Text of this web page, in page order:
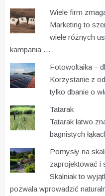
Wiele firm
Marketing to
wiele różnych
kampania …
Fotowoltaika –
Korzystanie z
tylko dbanie o
Tatarak
Tatarak łatwo
bagnistych
Pomysły na
zaprojektować i
Skalniak to
pozwala wprowadzić